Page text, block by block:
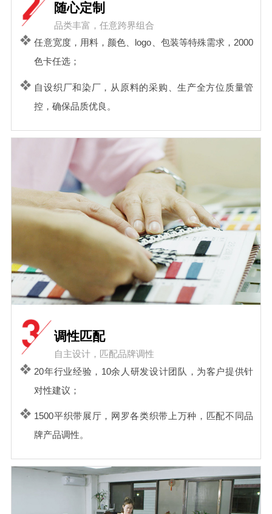
随心定制
品类丰富，任意跨界组合
任意宽度，用料，颜色、logo、包装等特殊需求，2000
色卡任选；
自设织厂和染厂，从原料的采购、生产全方位质量管
控，确保品质优良。
调性匹配
自主设计，匹配品牌调性
20年行业经验，10余人研发设计团队，为客户提供针
对性建议；
1500平织带展厅，网罗各类织带上万种，匹配不同品
牌产品调性。